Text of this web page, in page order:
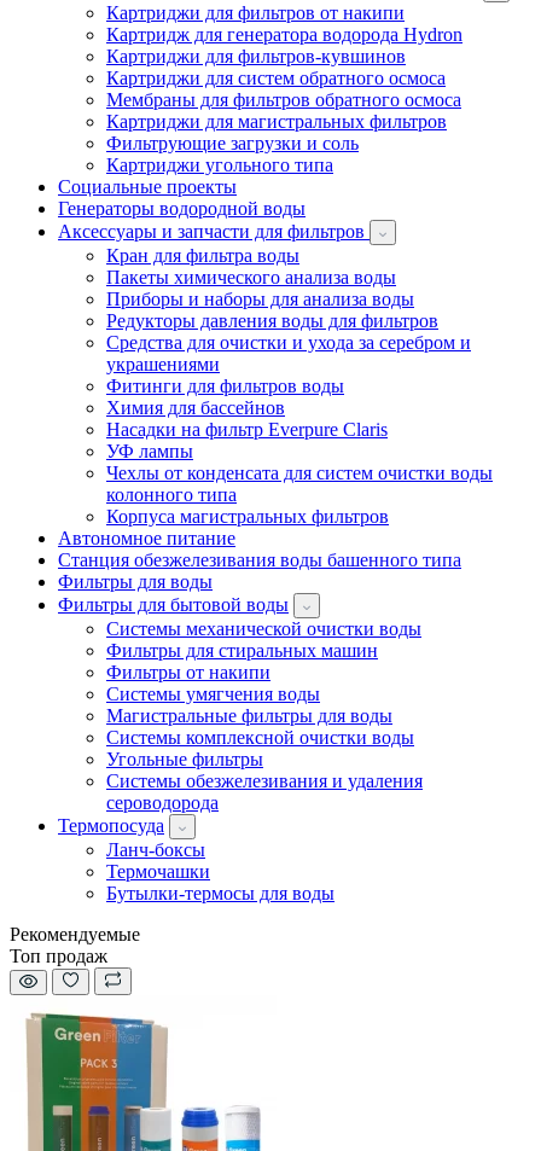
Картриджи для фильтров от накипи
Картридж для генератора водорода Hydron
Картриджи для фильтров-кувшинов
Картриджи для систем обратного осмоса
Мембраны для фильтров обратного осмоса
Картриджи для магистральных фильтров
Фильтрующие загрузки и соль
Картриджи угольного типа
Социальные проекты
Генераторы водородной воды
Аксессуары и запчасти для фильтров
Кран для фильтра воды
Пакеты химического анализа воды
Приборы и наборы для анализа воды
Редукторы давления воды для фильтров
Средства для очистки и ухода за серебром и
украшениями
Фитинги для фильтров воды
Химия для бассейнов
Насадки на фильтр Everpure Claris
УФ лампы
Чехлы от конденсата для систем очистки воды
колонного типа
Корпуса магистральных фильтров
Автономное питание
Станция обезжелезивания воды башенного типа
Фильтры для воды
Фильтры для бытовой воды
Системы механической очистки воды
Фильтры для стиральных машин
Фильтры от накипи
Системы умягчения воды
Магистральные фильтры для воды
Системы комплексной очистки воды
Угольные фильтры
Системы обезжелезивания и удаления
сероводорода
Термопосуда
Ланч-боксы
Термочашки
Бутылки-термосы для воды
Рекомендуемые
Топ продаж